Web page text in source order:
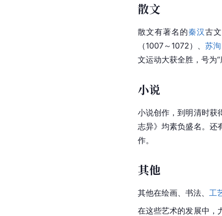
散文
散文有著名的秦汉古
（1007～1072）、 苏洵
文运动大获全胜，号为“
小说
小说创作，到明清时获
志异》均素负盛名。还
作。
其他
其他在绘画、书法、 工
在这些艺术的发展中，